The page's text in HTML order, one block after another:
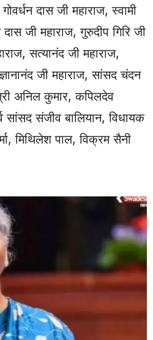
दास जी महाराज, स्वामी
जी महाराज, गुरुदीप गिरि जी
सत्यानंद जी महाराज,
जी महाराज, सांसद चंदन
अनिल कुमार, कपिलदेव
सांसद संजीव बालियान, विधायक
मिथिलेश पाल, विक्रम सैनी